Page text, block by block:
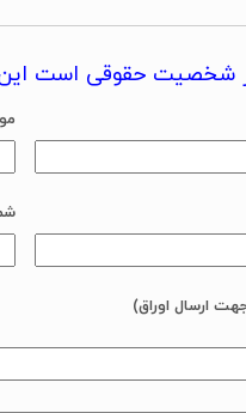
شخصیت حقوقی است
ارسال اوراق)